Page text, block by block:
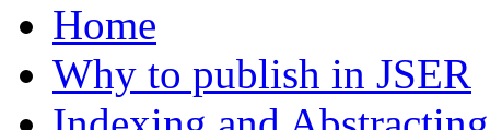
Home
Why to publish in JSER